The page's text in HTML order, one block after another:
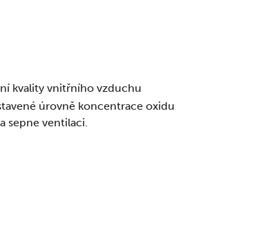
kvality vnitřního vzduchu
úrovně koncentrace oxidu
sepne ventilaci.